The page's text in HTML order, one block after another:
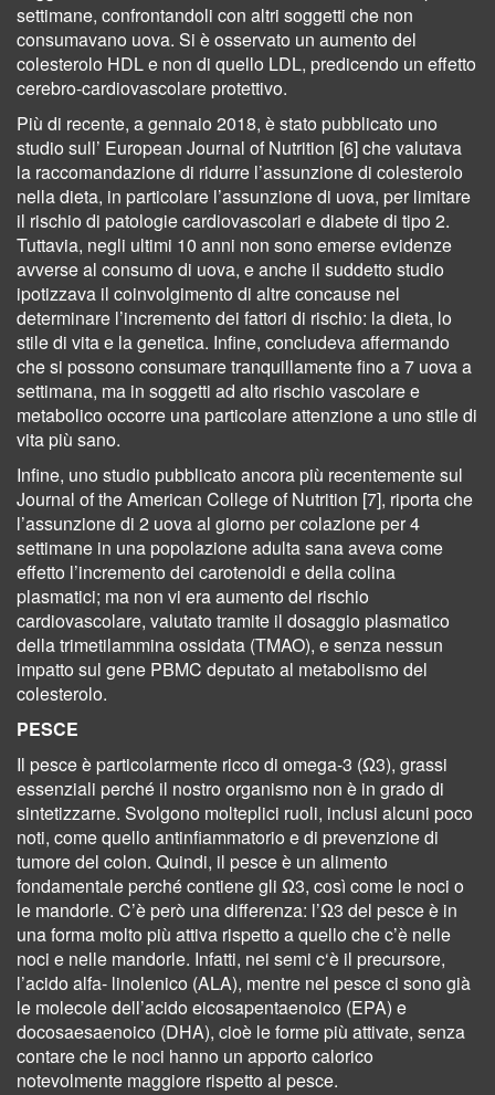
settimane, confrontandoli con altri soggetti che non
consumavano uova. Si è osservato un aumento del
colesterolo HDL e non di quello LDL, predicendo un effetto
cerebro-cardiovascolare protettivo.
Più di recente, a gennaio 2018, è stato pubblicato uno
studio sull’ European Journal of Nutrition [6] che valutava
la raccomandazione di ridurre l’assunzione di colesterolo
nella dieta, in particolare l’assunzione di uova, per limitare
il rischio di patologie cardiovascolari e diabete di tipo 2.
Tuttavia, negli ultimi 10 anni non sono emerse evidenze
avverse al consumo di uova, e anche il suddetto studio
ipotizzava il coinvolgimento di altre concause nel
determinare l’incremento dei fattori di rischio: la dieta, lo
stile di vita e la genetica. Infine, concludeva affermando
che si possono consumare tranquillamente fino a 7 uova a
settimana, ma in soggetti ad alto rischio vascolare e
metabolico occorre una particolare attenzione a uno stile di
vita più sano.
Infine, uno studio pubblicato ancora più recentemente sul
Journal of the American College of Nutrition [7], riporta che
l’assunzione di 2 uova al giorno per colazione per 4
settimane in una popolazione adulta sana aveva come
effetto l’incremento dei carotenoidi e della colina
plasmatici; ma non vi era aumento del rischio
cardiovascolare, valutato tramite il dosaggio plasmatico
della trimetilammina ossidata (TMAO), e senza nessun
impatto sul gene PBMC deputato al metabolismo del
colesterolo.
PESCE
Il pesce è particolarmente ricco di omega-3 (Ω3), grassi
essenziali perché il nostro organismo non è in grado di
sintetizzarne. Svolgono molteplici ruoli, inclusi alcuni poco
noti, come quello antinfiammatorio e di prevenzione di
tumore del colon. Quindi, il pesce è un alimento
fondamentale perché contiene gli Ω3, così come le noci o
le mandorle. C’è però una differenza: l’Ω3 del pesce è in
una forma molto più attiva rispetto a quello che c’è nelle
noci e nelle mandorle. Infatti, nei semi c‘è il precursore,
l’acido alfa- linolenico (ALA), mentre nel pesce ci sono già
le molecole dell’acido eicosapentaenoico (EPA) e
docosaesaenoico (DHA), cioè le forme più attivate, senza
contare che le noci hanno un apporto calorico
notevolmente maggiore rispetto al pesce.